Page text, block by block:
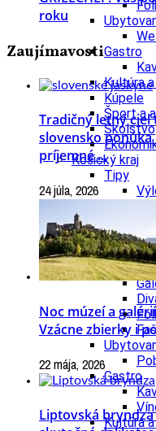
Gastro
Kultúra
Kúpele
Šport a
Školstvo
Košický kraj
Tipy
Gastro
Kultúra
roku
Zaujímavosti
Tradičný letný cieľ
slovensko
príjemné ...
24 júla, 2026
Noc múzeí a
Vzácne zbierky i
22 mája, 2026
Liptovská